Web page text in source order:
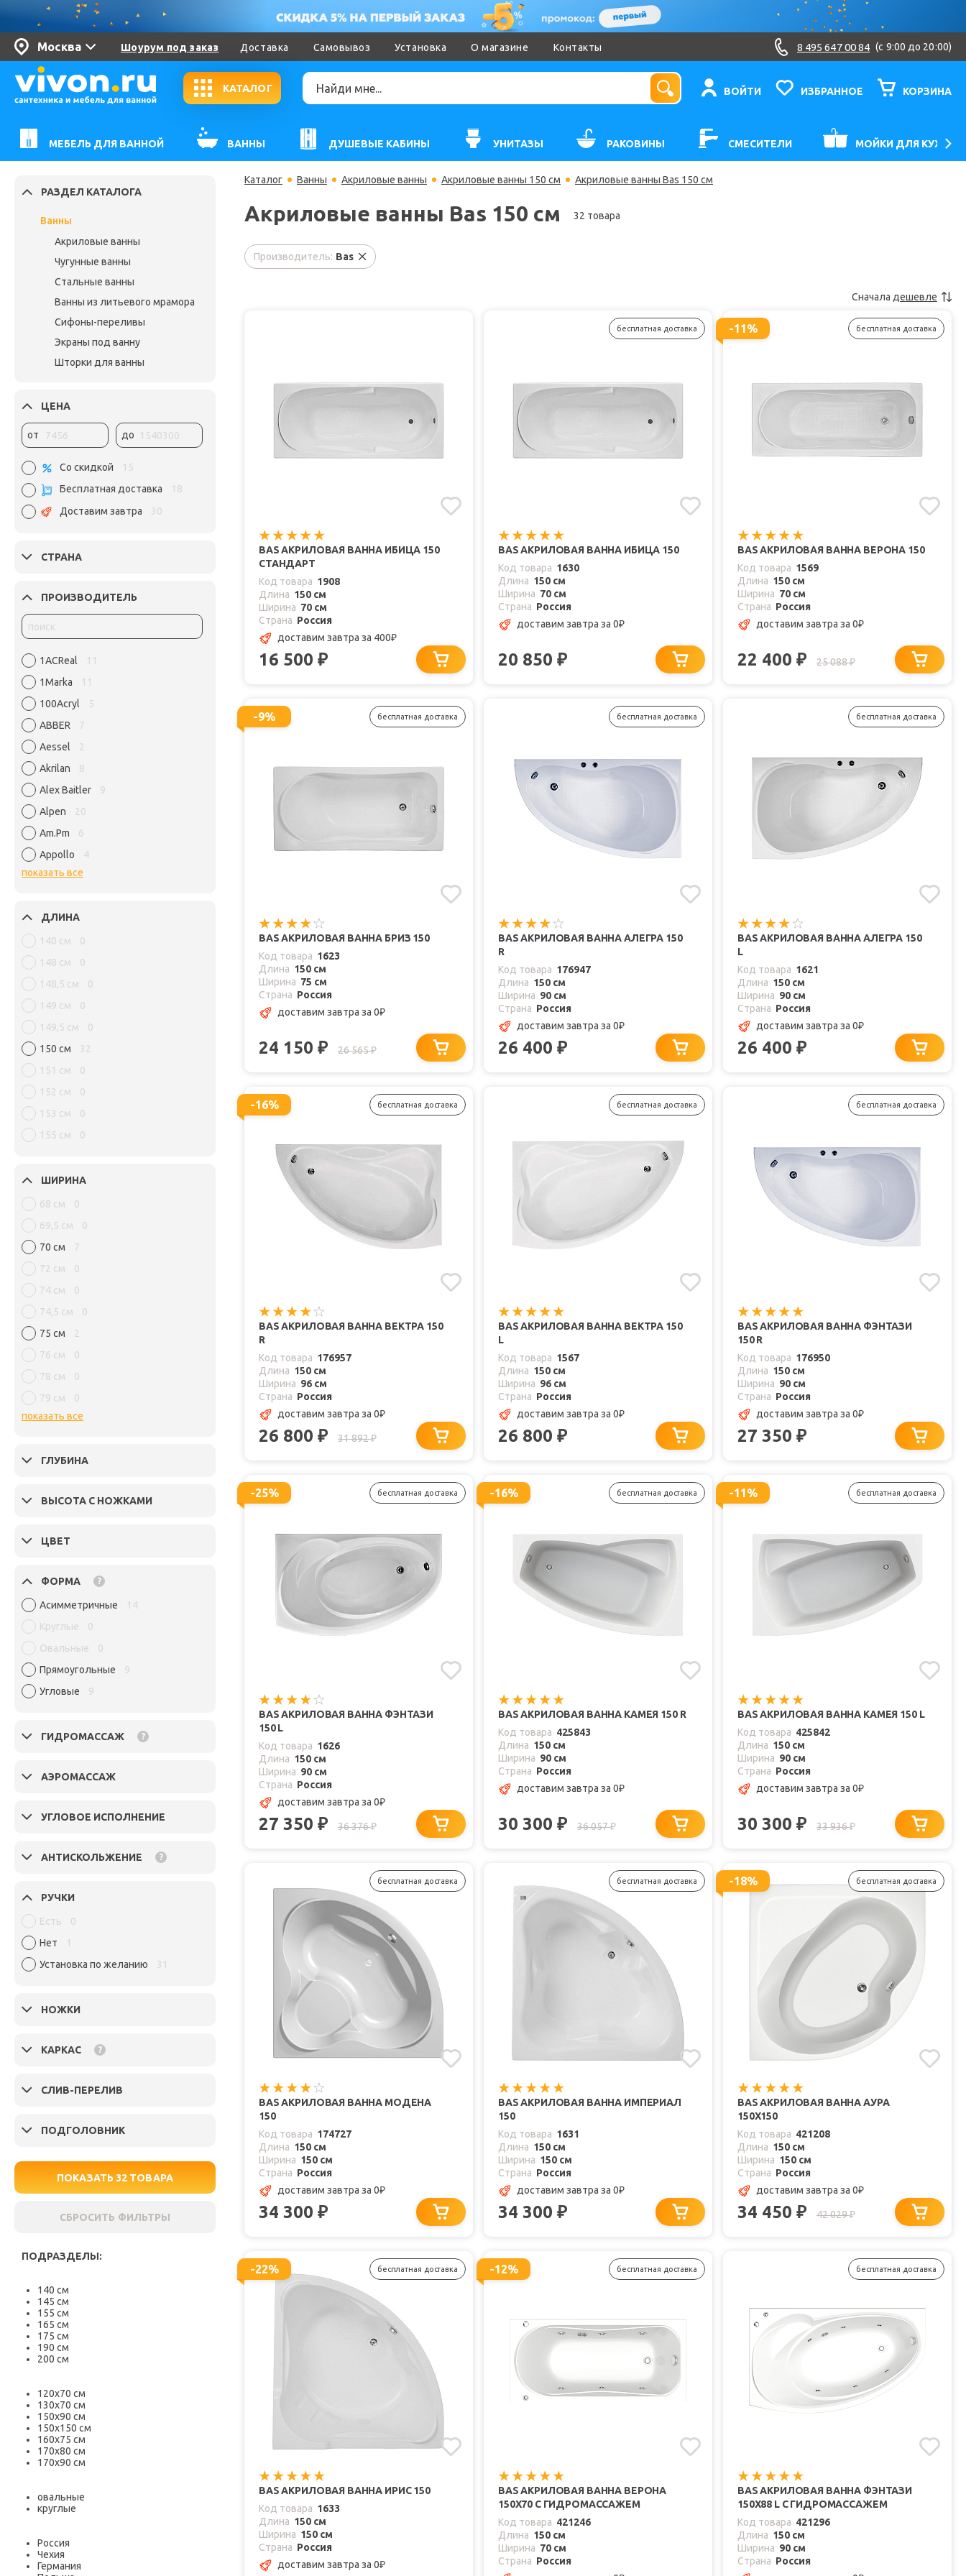
Москва Шоурум под заказ Доставка Самовывоз Установка О магазине Контакты 8 495 647 00 84 (c 9:00 до 20:00)
КАТАЛОГ ВОЙТИ ИЗБРАННОЕ КОРЗИНА
МЕБЕЛЬ ДЛЯ ВАННОЙ ВАННЫ ДУШЕВЫЕ КАБИНЫ УНИТАЗЫ РАКОВИНЫ СМЕСИТЕЛИ МОЙКИ ДЛЯ КУХНИ
РАЗДЕЛ КАТАЛОГА
Ванны
Акриловые ванны
Чугунные ванны
Стальные ванны
Ванны из литьевого мрамора
Сифоны-переливы
Экраны под ванну
Шторки для ванны
ЦЕНА
от до
Со скидкой
15
Бесплатная доставка
18
Доставим завтра
30
СТРАНА
ПРОИЗВОДИТЕЛЬ
1ACReal
11
1Marka
11
100Acryl
5
ABBER
7
Aessel
2
Akrilan
8
Alex Baitler
9
Alpen
20
Am.Pm
6
Appollo
4
показать все
ДЛИНА
140 см
0
148 см
0
148,5 см
0
149 см
0
149,5 см
0
150 см
32
151 см
0
152 см
0
153 см
0
155 см
0
ШИРИНА
68 см
0
69,5 см
0
70 см
7
72 см
0
74 см
0
74,5 см
0
75 см
2
76 см
0
78 см
0
79 см
0
показать все
ГЛУБИНА
ВЫСОТА С НОЖКАМИ
ЦВЕТ
ФОРМА ?
Асимметричные
14
Круглые
0
Овальные
0
Прямоугольные
9
Угловые
9
ГИДРОМАССАЖ ?
АЭРОМАССАЖ
УГЛОВОЕ ИСПОЛНЕНИЕ
АНТИСКОЛЬЖЕНИЕ ?
РУЧКИ
Есть
0
Нет
1
Установка по желанию
31
НОЖКИ
КАРКАС ?
СЛИВ-ПЕРЕЛИВ
ПОДГОЛОВНИК
ПОКАЗАТЬ 32 ТОВАРА
СБРОСИТЬ ФИЛЬТРЫ
ПОДРАЗДЕЛЫ:
140 см
145 см
155 см
165 см
175 см
190 см
200 см
120х70 см
130х70 см
150х90 см
150х150 см
160х75 см
170х80 см
170х90 см
овальные
круглые
Россия
Чехия
Германия
Каталог Ванны Акриловые ванны Акриловые ванны 150 см Акриловые ванны Bas 150 см
Акриловые ванны Bas 150 см 32 товара
Производитель: Bas
Сначала дешевле
BAS АКРИЛОВАЯ ВАННА ИБИЦА 150
СТАНДАРТ
Код товара 1908
Длина 150 см
Ширина 70 см
Страна Россия
доставим завтра за 400₽
16 500 ₽
бесплатная доставка
BAS АКРИЛОВАЯ ВАННА ИБИЦА 150
Код товара 1630
Длина 150 см
Ширина 70 см
Страна Россия
доставим завтра за 0₽
20 850 ₽
-11% бесплатная доставка
BAS АКРИЛОВАЯ ВАННА ВЕРОНА 150
Код товара 1569
Длина 150 см
Ширина 70 см
Страна Россия
доставим завтра за 0₽
22 400 ₽ 25 088₽
-9% бесплатная доставка
BAS АКРИЛОВАЯ ВАННА БРИЗ 150
Код товара 1623
Длина 150 см
Ширина 75 см
Страна Россия
доставим завтра за 0₽
24 150 ₽ 26 565₽
бесплатная доставка
BAS АКРИЛОВАЯ ВАННА АЛЕГРА 150
R
Код товара 176947
Длина 150 см
Ширина 90 см
Страна Россия
доставим завтра за 0₽
26 400 ₽
бесплатная доставка
BAS АКРИЛОВАЯ ВАННА АЛЕГРА 150
L
Код товара 1621
Длина 150 см
Ширина 90 см
Страна Россия
доставим завтра за 0₽
26 400 ₽
-16% бесплатная доставка
BAS АКРИЛОВАЯ ВАННА ВЕКТРА 150
R
Код товара 176957
Длина 150 см
Ширина 96 см
Страна Россия
доставим завтра за 0₽
26 800 ₽ 31 892₽
бесплатная доставка
BAS АКРИЛОВАЯ ВАННА ВЕКТРА 150
L
Код товара 1567
Длина 150 см
Ширина 96 см
Страна Россия
доставим завтра за 0₽
26 800 ₽
бесплатная доставка
BAS АКРИЛОВАЯ ВАННА ФЭНТАЗИ
150 R
Код товара 176950
Длина 150 см
Ширина 90 см
Страна Россия
доставим завтра за 0₽
27 350 ₽
-25% бесплатная доставка
BAS АКРИЛОВАЯ ВАННА ФЭНТАЗИ
150 L
Код товара 1626
Длина 150 см
Ширина 90 см
Страна Россия
доставим завтра за 0₽
27 350 ₽ 36 376₽
-16% бесплатная доставка
BAS АКРИЛОВАЯ ВАННА КАМЕЯ 150 R
Код товара 425843
Длина 150 см
Ширина 90 см
Страна Россия
доставим завтра за 0₽
30 300 ₽ 36 057₽
-11% бесплатная доставка
BAS АКРИЛОВАЯ ВАННА КАМЕЯ 150 L
Код товара 425842
Длина 150 см
Ширина 90 см
Страна Россия
доставим завтра за 0₽
30 300 ₽ 33 936₽
бесплатная доставка
BAS АКРИЛОВАЯ ВАННА МОДЕНА
150
Код товара 174727
Длина 150 см
Ширина 150 см
Страна Россия
доставим завтра за 0₽
34 300 ₽
бесплатная доставка
BAS АКРИЛОВАЯ ВАННА ИМПЕРИАЛ
150
Код товара 1631
Длина 150 см
Ширина 150 см
Страна Россия
доставим завтра за 0₽
34 300 ₽
-18% бесплатная доставка
BAS АКРИЛОВАЯ ВАННА АУРА
150Х150
Код товара 421208
Длина 150 см
Ширина 150 см
Страна Россия
доставим завтра за 0₽
34 450 ₽ 42 029₽
-22% бесплатная доставка
BAS АКРИЛОВАЯ ВАННА ИРИС 150
Код товара 1633
Длина 150 см
Ширина 150 см
Страна Россия
доставим завтра за 0₽
-12% бесплатная доставка
BAS АКРИЛОВАЯ ВАННА ВЕРОНА
150X70 С ГИДРОМАССАЖЕМ
Код товара 421246
Длина 150 см
Ширина 70 см
Страна Россия
бесплатная доставка
BAS АКРИЛОВАЯ ВАННА ФЭНТАЗИ
150X88 L С ГИДРОМАССАЖЕМ
Код товара 421296
Длина 150 см
Ширина 90 см
Страна Россия